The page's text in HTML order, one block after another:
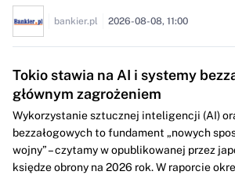
bankier.pl 2026-08-08, 11:00
Tokio stawia na AI i systemy
głównym zagrożeniem
Wykorzystanie sztucznej inteligencji (AI)
bezzałogowych to fundament „nowych
wojny” – czytamy w opublikowanej przez
księdze obrony na 2026 rok. W raporcie